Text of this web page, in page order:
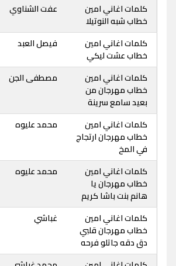
كلمات اغاني امين
خطاب شبه النوتيلا
عفت الشناوي
كلمات اغاني امين
خطاب عشت ليكي
فيصل العبد
كلمات اغاني امين
خطاب مهرجان من
بعيد سامع سرينة
مصطفى الجن
كلمات اغاني امين
خطاب مهرجان ارتجاج
في المخ
محمد عليوه
كلمات اغاني امين
خطاب مهرجان يا
هانم بنت باشا كريم
محمد عليوه
كلمات اغاني امين
خطاب مهرجان قلبي
دق دقه جاتلو فرحه
غباشي